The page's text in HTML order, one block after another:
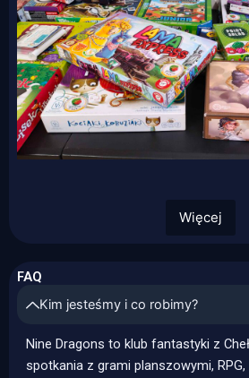
Więcej
FAQ
Kim jesteśmy i co robimy?
Nine Dragons to klub fantastyki z
spotkania z grami planszowymi,